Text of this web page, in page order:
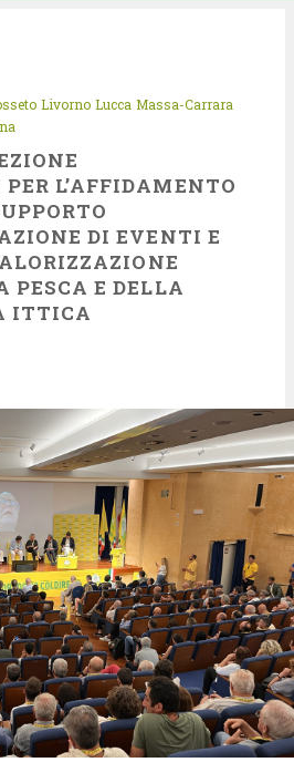
Livorno Lucca Massa-Carrara
L’AFFIDAMENTO
DI EVENTI E
PESCA E DELLA
ITTICA